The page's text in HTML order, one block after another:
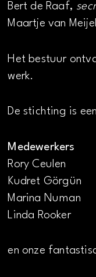
Bert de Raaf,
Maartje van
Het bestuur
werk.
De stichting is
Medewerkers
Rory Ceulen
Kudret Görgün
Marina Numan
Linda Rooker
en onze